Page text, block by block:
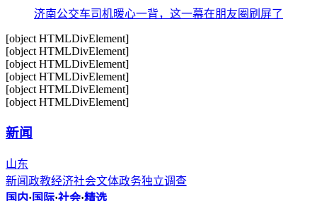
济南公交车司机暖心一背，这一幕在朋友圈刷屏了
[object HTMLDivElement]
[object HTMLDivElement]
[object HTMLDivElement]
[object HTMLDivElement]
[object HTMLDivElement]
[object HTMLDivElement]
新闻
山东
新闻政教经济社会文体政务独立调查
国内· 国际·社会·精选